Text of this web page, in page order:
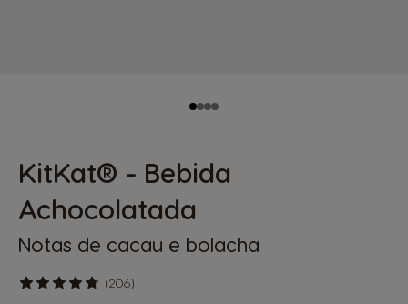
KitKat® - Bebida
Achocolatada
Notas de cacau e bolacha
(206)